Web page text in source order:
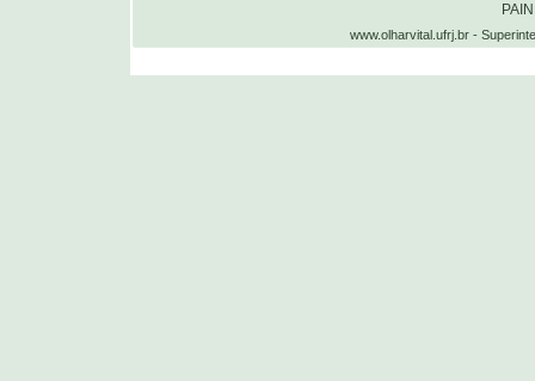
www.olharvital.ufrj.br -